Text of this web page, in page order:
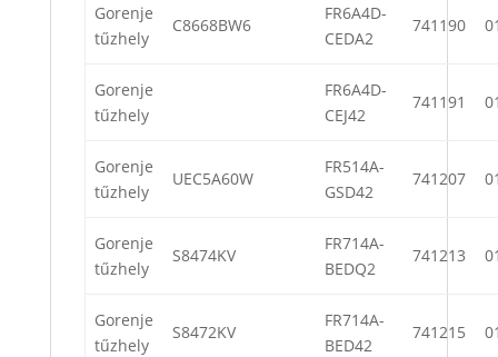
Gorenje
tűzhely
C8668BW6
FR6A4D-
CEDA2
741190
Gorenje
tűzhely
FR6A4D-
CEJ42
741191
Gorenje
tűzhely
UEC5A60W
FR514A-
GSD42
741207
Gorenje
tűzhely
S8474KV
FR714A-
BEDQ2
741213
Gorenje
tűzhely
S8472KV
FR714A-
BED42
741215